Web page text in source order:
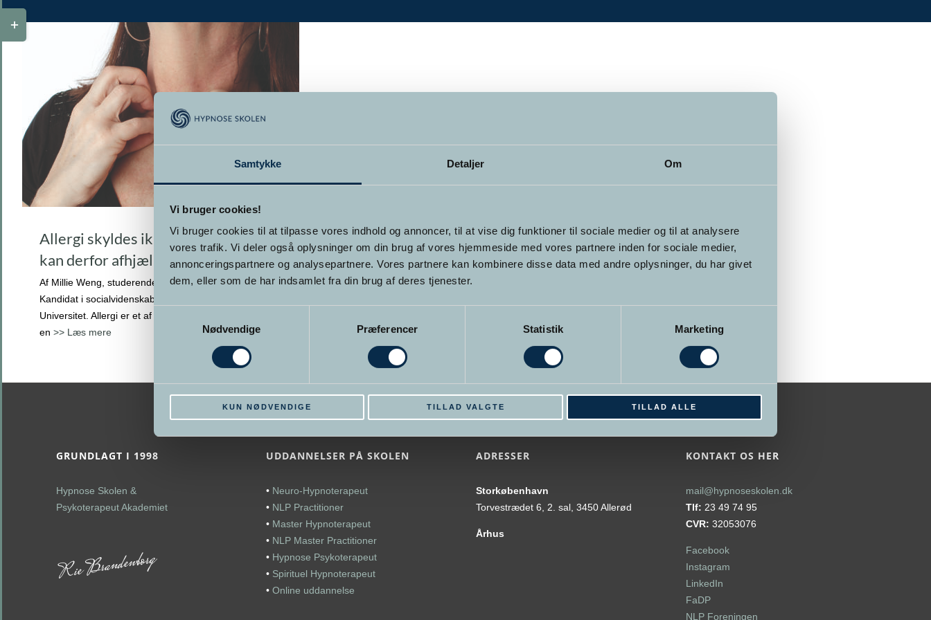
Samtykke Detaljer Om
Vi bruger cookies!
Vi bruger cookies til at tilpasse vores indhold og annoncer, til at vise dig funktioner til sociale medier og til at analysere
vores trafik. Vi deler også oplysninger om din brug af vores hjemmeside med vores partnere inden for sociale medier,
annonceringspartnere og analysepartnere. Vores partnere kan kombinere disse data med andre oplysninger, du har givet
dem, eller som de har indsamlet fra din brug af deres tjenester.
Nødvendige
Præferencer Statistik Marketing
KUN NØDVENDIGE TILLAD VALGTE TILLAD ALLE
Allergi skyldes ikke kun genetik og
kan derfor afhjælpes med hypnose
Af Millie Weng, studerende på Hypnose Skolen,
Kandidat i socialvidenskab og psykologi fra Roskilde
Universitet. Allergi er et af de emner, som kan vække
en >> Læs mere
GRUNDLAGT I 1998
Hypnose Skolen &
Psykoterapeut Akademiet
UDDANNELSER PÅ SKOLEN
• Neuro-Hypnoterapeut
• NLP Practitioner
• Master Hypnoterapeut
• NLP Master Practitioner
• Hypnose Psykoterapeut
• Spirituel Hypnoterapeut
•Online uddannelse
ADRESSER
Storkøbenhavn
Torvestrædet 6, 2. sal, 3450 Allerød
Århus
KONTAKT OS HER
mail@hypnoseskolen.dk
Tlf: 23 49 74 95
CVR: 32053076
Facebook
Instagram
LinkedIn
FaDP
NLP Foreningen